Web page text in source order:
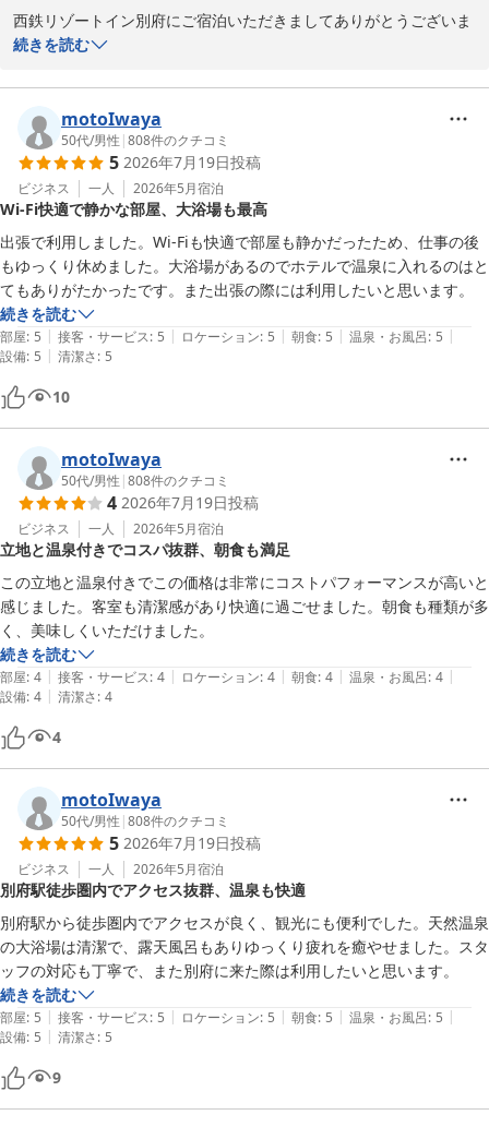
西鉄リゾートイン別府にご宿泊いただきましてありがとうございま
す。
には繁華街もあり、飲食店も多く、またバス乗り場も近くアクセス
が良いとご好評をいただいております。
朝食会場はお客様が多くご宿泊される時期は混雑する場合がござい
ます。スムーズにご案内ができるよう心掛けておりますが、ご不便
おかけし申し訳ございません。
またのご来館を、スタッフ一同お待ちしております。
西鉄リゾートイン別府　フロント　貝和
西鉄リゾートイン別府
2026-05-13
続きを読む
motoIwaya
50代/男性 |808件のクチコミ
5 2026年7月19日投稿
ビジネス 一人 2026年5月宿泊
Wi-Fi快適で静かな部屋、大浴場も最高
出張で利用しました。Wi-Fiも快適で部屋も静かだったため、仕事の後
もゆっくり休めました。大浴場があるのでホテルで温泉に入れるのはと
てもありがたかったです。また出張の際には利用したいと思います。
続きを読む
部屋: 5 | 接客・サービス: 5 | ロケーション: 5 | 朝食: 5 | 温泉・お風呂: 5 |
設備: 5 | 清潔さ: 5
10
motoIwaya
50代/男性 |808件のクチコミ
4 2026年7月19日投稿
ビジネス 一人 2026年5月宿泊
立地と温泉付きでコスパ抜群、朝食も満足
この立地と温泉付きでこの価格は非常にコストパフォーマンスが高いと
感じました。客室も清潔感があり快適に過ごせました。朝食も種類が多
く、美味しくいただけました。
続きを読む
部屋: 4 | 接客・サービス: 4 | ロケーション: 4 | 朝食: 4 | 温泉・お風呂: 4 |
設備: 4 | 清潔さ: 4
4
motoIwaya
50代/男性 |808件のクチコミ
5 2026年7月19日投稿
ビジネス 一人 2026年5月宿泊
別府駅徒歩圏内でアクセス抜群、温泉も快適
別府駅から徒歩圏内でアクセスが良く、観光にも便利でした。天然温泉
の大浴場は清潔で、露天風呂もありゆっくり疲れを癒やせました。スタ
ッフの対応も丁寧で、また別府に来た際は利用したいと思います。
続きを読む
部屋: 5 | 接客・サービス: 5 | ロケーション: 5 | 朝食: 5 | 温泉・お風呂: 5 |
設備: 5 | 清潔さ: 5
9